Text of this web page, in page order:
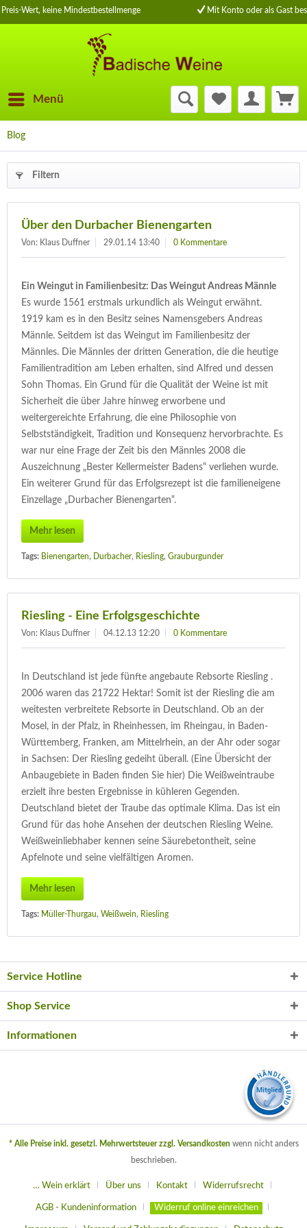
Wert, keine Mindestbestellmenge Mit Konto oder als Gast
Menü
Blog
Filtern
Über den Durbacher Bienengarten
Von: Klaus Duffner 29.01.14 13:40 0 Kommentare
Ein Weingut in Familienbesitz: Das Weingut Andreas Männle
Es wurde 1561 erstmals urkundlich als Weingut erwähnt.
1919 kam es in den Besitz seines Namensgebers Andreas
Männle. Seitdem ist das Weingut im Familienbesitz der
Männles. Die Männles der dritten Generation, die die heutige
Familientradition am Leben erhalten, sind Alfred und dessen
Sohn Thomas. Ein Grund für die Qualität der Weine ist mit
Sicherheit die über Jahre hinweg erworbene und
weitergereichte Erfahrung, die eine Philosophie von
Selbstständigkeit, Tradition und Konsequenz hervorbrachte. Es
war nur eine Frage der Zeit bis den Männles 2008 die
Auszeichnung „Bester Kellermeister Badens“ verliehen wurde.
Ein weiterer Grund für das Erfolgsrezept ist die familieneigene
Einzellage „Durbacher Bienengarten“.
Mehr lesen
Tags: Bienengarten, Durbacher, Riesling, Grauburgunder
Riesling - Eine Erfolgsgeschichte
Von: Klaus Duffner 04.12.13 12:20 0 Kommentare
In Deutschland ist jede fünfte angebaute Rebsorte Riesling .
2006 waren das 21722 Hektar! Somit ist der Riesling die am
weitesten verbreitete Rebsorte in Deutschland. Ob an der
Mosel, in der Pfalz, in Rheinhessen, im Rheingau, in Baden-
Württemberg, Franken, am Mittelrhein, an der Ahr oder sogar
in Sachsen: Der Riesling gedeiht überall. (Eine Übersicht der
Anbaugebiete in Baden finden Sie hier) Die Weißweintraube
erzielt ihre besten Ergebnisse in kühleren Gegenden.
Deutschland bietet der Traube das optimale Klima. Das ist ein
Grund für das hohe Ansehen der deutschen Riesling Weine.
Weißweinliebhaber kennen seine Säurebetontheit, seine
Apfelnote und seine vielfältigen Aromen.
Mehr lesen
Tags: Müller-Thurgau, Weißwein, Riesling
Service Hotline
Shop Service
Informationen
* Alle Preise inkl. gesetzl. Mehrwertsteuer zzgl. Versandkostenwenn nicht anders
beschrieben.
… Wein erklärt Über uns Kontakt Widerrufsrecht
AGB - Kundeninformation Widerruf online einreichen